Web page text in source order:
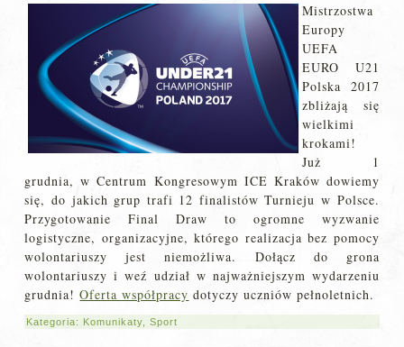
Mistrzostwa
Europy
UEFA
EURO U21
Polska 2017
zbliżają się
wielkimi
krokami!
Już 1
grudnia, w Centrum Kongresowym ICE Kraków dowiemy
się, do jakich grup trafi 12 finalistów Turnieju w Polsce.
Przygotowanie Final Draw to ogromne wyzwanie
logistyczne, organizacyjne, którego realizacja bez pomocy
wolontariuszy jest niemożliwa. Dołącz do grona
wolontariuszy i weź udział w najważniejszym wydarzeniu
grudnia!Oferta współpracy dotyczy uczniów pełnoletnich.
Kategoria: Komunikaty ,Sport